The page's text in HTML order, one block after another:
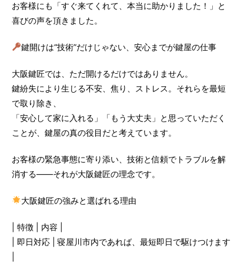
お客様にも「すぐ来てくれて、本当に助かりました！」と
喜びの声を頂きました。
鍵開けは“技術”だけじゃない、安心までが鍵屋の仕事
大阪鍵匠では、ただ開けるだけではありません。
鍵紛失により生じる不安、焦り、ストレス。それらを最短
で取り除き、
「安心して家に入れる」「もう大丈夫」と思っていただく
ことが、鍵屋の真の役目だと考えています。
お客様の緊急事態に寄り添い、技術と信頼でトラブルを解
消する——それが大阪鍵匠の理念です。
大阪鍵匠の強みと選ばれる理由
| 特徴 | 内容 |
| 即日対応 | 寝屋川市内であれば、最短即日で駆けつけます